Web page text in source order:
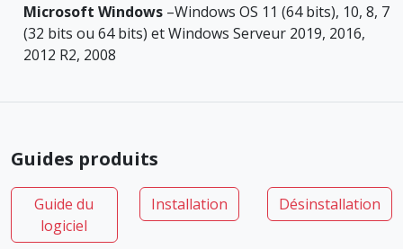
Microsoft Windows –Windows OS 11 (64 bits), 10, 8, 7
(32 bits ou 64 bits) et Windows Serveur 2019, 2016,
2012 R2, 2008
Guides produits
Guide du
logiciel
Installation Désinstallation